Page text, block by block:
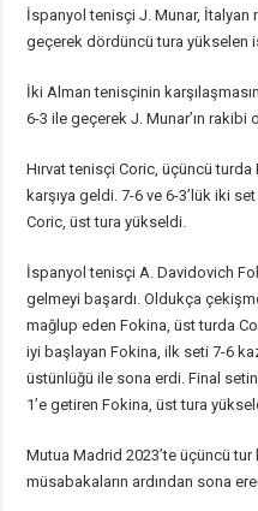
İspanyol tenisçi J. Munar, İtalyan
geçerek dördüncü tura yükselen
İki Alman tenisçinin
6-3 ile geçerek J. Munar’ın rakibi
Hırvat tenisçi Coric, üçüncü turda
karşıya geldi. 7-6 ve 6-3’lük iki
Coric, üst tura yükseldi.
İspanyol tenisçi A. Davidovich
gelmeyi başardı. Oldukça
mağlup eden Fokina, üst turda
iyi başlayan Fokina, ilk seti 7-6
üstünlüğü ile sona erdi. Final
1’e getiren Fokina, üst tura
Mutua Madrid 2023’te üçüncü
müsabakaların ardından sona